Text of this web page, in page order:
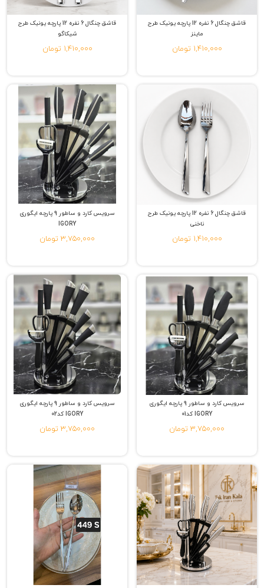
قاشق چنگال 6 نفره 12 پارچه یونیک طرح
ماینز
1,410,000 تومان
قاشق چنگال 6 نفره 12 پارچه یونیک طرح
شیکاگو
1,410,000 تومان
قاشق چنگال 6 نفره 12 پارچه یونیک طرح
ناخنی
1,410,000 تومان
سرویس کارد و ساطور 9 پارچه ایگوری
IGORY
3,750,000 تومان
سرویس کارد و ساطور 9 پارچه ایگوری
IGORY کد01
3,750,000 تومان
سرویس کارد و ساطور 9 پارچه ایگوری
IGORY کد02
3,750,000 تومان